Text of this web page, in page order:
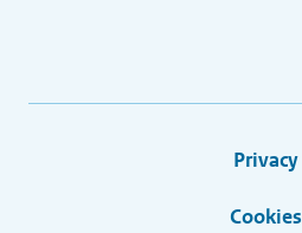
Privacy
Cookies